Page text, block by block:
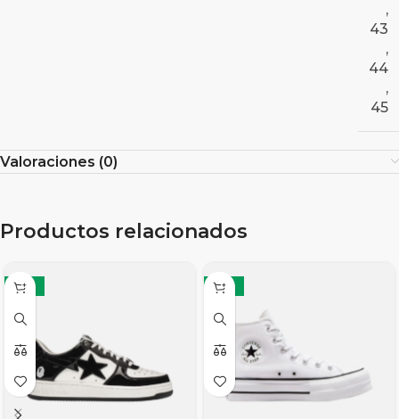
,
43
,
44
,
45
Valoraciones (0)
Productos relacionados
-12% -17%